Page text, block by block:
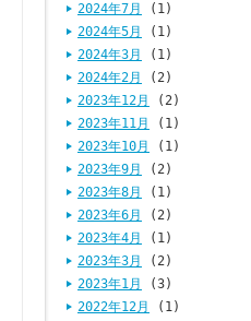
2024年7月
(1)
2024年5月
(1)
2024年3月
(1)
2024年2月
(2)
2023年12月
(2)
2023年11月
(1)
2023年10月
(1)
2023年9月
(2)
2023年8月
(1)
2023年6月
(2)
2023年4月
(1)
2023年3月
(2)
2023年1月
(3)
2022年12月
(1)